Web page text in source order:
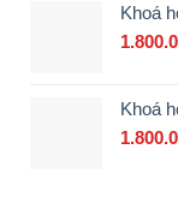
Khoá
Khoá